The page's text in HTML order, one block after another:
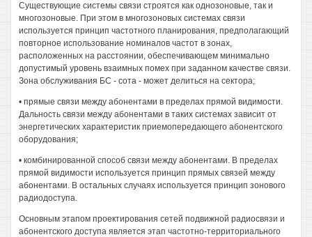
Существующие системы связи строятся как однозоновые, так и
многозоновые. При этом в многозоновых системах связи
используется принцип частотного планирования, предполагающий
повторное использование номиналов частот в зонах,
расположенных на расстоянии, обеспечивающем минимально
допустимый уровень взаимных помех при заданном качестве связи.
Зона обслуживания БС - сота - может делиться на сектора;
• прямые связи между абонентами в пределах прямой видимости.
Дальность связи между абонентами в таких системах зависит от
энергетических характеристик приемопередающего абонентского
оборудования;
• комбинированной способ связи между абонентами. В пределах
прямой видимости используется принцип прямых связей между
абонентами. В остальных случаях используется принцип зонового
радиодоступа.
Основным этапом проектирования сетей подвижной радиосвязи и
абонентского доступа является этап частотно-территориального